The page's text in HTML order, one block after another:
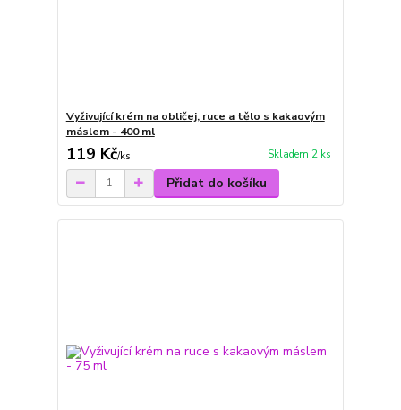
Vyživující krém na obličej, ruce a tělo s kakaovým
máslem - 400 ml
119 Kč/ks Skladem 2 ks
Přidat do košíku